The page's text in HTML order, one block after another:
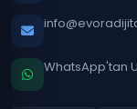
WhatsApp'tan